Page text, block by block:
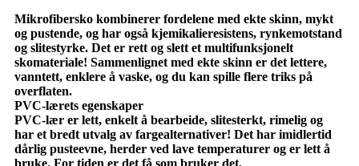
Mikrofibersko kombinerer fordelene med ekte skinn, mykt
og pustende, og har også kjemikalieresistens, rynkemotstand
og slitestyrke. Det er rett og slett et multifunksjonelt
skomateriale! Sammenlignet med ekte skinn er det lettere,
vanntett, enklere å vaske, og du kan spille flere triks på
overflaten.
PVC-lærets egenskaper
PVC-lær er lett, enkelt å bearbeide, slitesterkt, rimelig og
har et bredt utvalg av fargealternativer! Det har imidlertid
dårlig pusteevne, herder ved lave temperaturer og er lett å
bruke. For tiden er det få som bruker det.